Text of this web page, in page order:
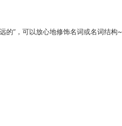
的”，可以放心地修饰名词或名词结构~